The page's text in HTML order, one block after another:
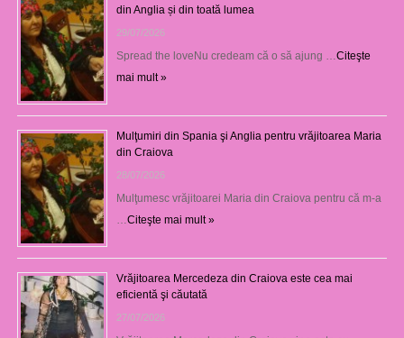
din Anglia și din toată lumea
29/07/2026
Spread the loveNu credeam că o să ajung …Citeşte
mai mult »
Mulţumiri din Spania şi Anglia pentru vrăjitoarea Maria
din Craiova
28/07/2026
Mulţumesc vrăjitoarei Maria din Craiova pentru că m-a
…Citeşte mai mult »
Vrăjitoarea Mercedeza din Craiova este cea mai
eficientă şi căutată
27/07/2026